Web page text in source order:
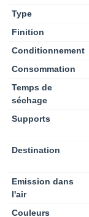
Type
Finition
Conditionnement
Consommation
Temps de
séchage
Supports
Destination
Emission dans
l'air
Couleurs